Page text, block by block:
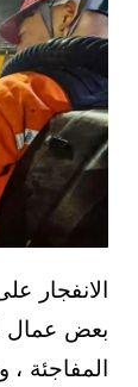
الانفجار
بعض عمال
المفاجئة ،